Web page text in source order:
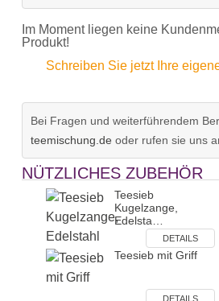
Im Moment liegen keine
Produkt!
Schreiben Sie jetzt Ihre
Bei Fragen und weiterführendem
teemischung.de oder rufen sie uns
NÜTZLICHES ZUBEHÖR
Teesieb
Kugelzange,
Edelsta…
DETAILS
Teesieb mit Griff
DETAILS